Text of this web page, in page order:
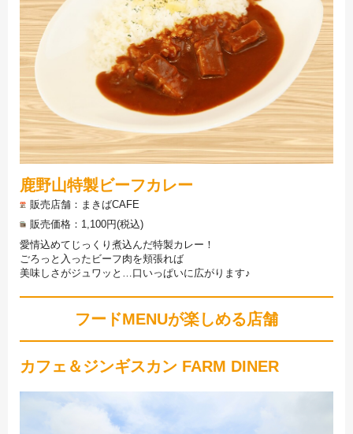
鹿野山特製ビーフカレー
販売店舗
まきばCAFE
販売価格
1,100円(税込)
愛情込めてじっくり煮込んだ特製カレー！
ごろっと入ったビーフ肉を頬張れば
美味しさがジュワッと…口いっぱいに広がります♪
フードMENUが楽しめる店舗
カフェ＆ジンギスカン FARM DINER